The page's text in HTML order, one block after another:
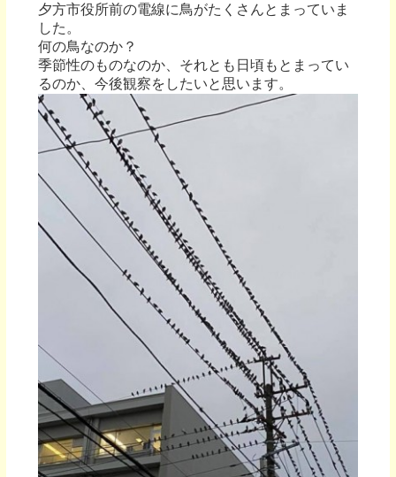
夕方市役所前の電線に鳥がたくさんとまっていま
した。
何の鳥なのか？
季節性のものなのか、それとも日頃もとまってい
るのか、今後観察をしたいと思います。